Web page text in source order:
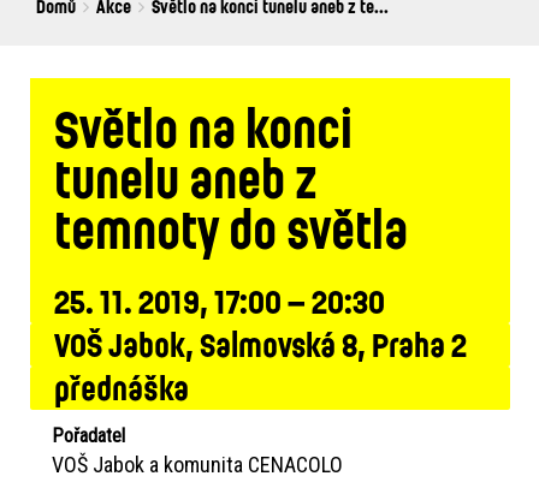
Breadcrumbs
You
Domů Akce Světlo na konci tunelu aneb z te...
Světlo na konci
tunelu aneb z
temnoty do světla
25. 11. 2019, 17:00 – 20:30
VOŠ Jabok, Salmovská 8, Praha 2
přednáška
Pořadatel
VOŠ Jabok a komunita CENACOLO